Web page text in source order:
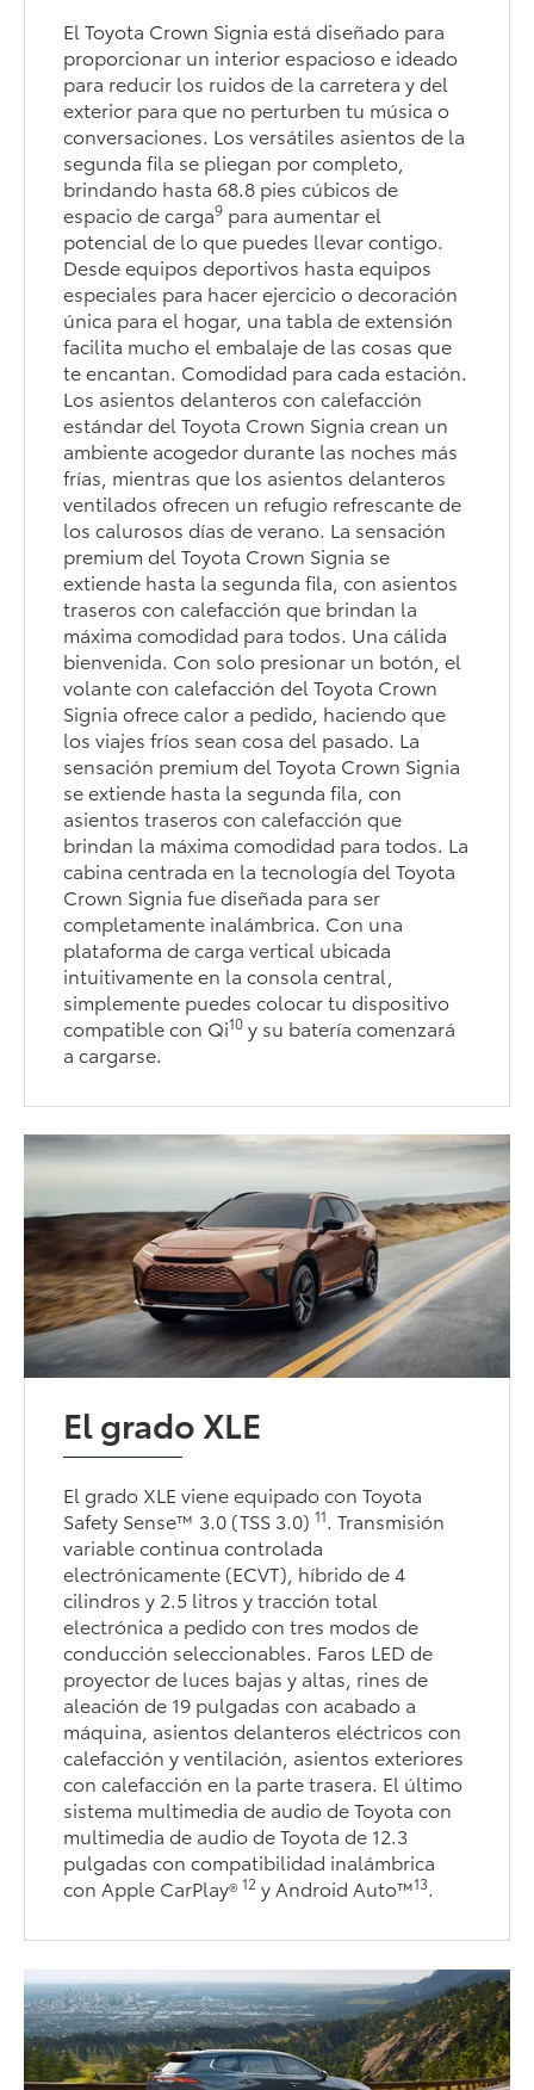
El Toyota Crown Signia está diseñado para
proporcionar un interior espacioso e ideado
para reducir los ruidos de la carretera y del
exterior para que no perturben tu música o
conversaciones. Los versátiles asientos de la
segunda fila se pliegan por completo,
brindando hasta 68.8 pies cúbicos de
espacio de carga9 para aumentar el
potencial de lo que puedes llevar contigo.
Desde equipos deportivos hasta equipos
especiales para hacer ejercicio o decoración
única para el hogar, una tabla de extensión
facilita mucho el embalaje de las cosas que
te encantan. Comodidad para cada estación.
Los asientos delanteros con calefacción
estándar del Toyota Crown Signia crean un
ambiente acogedor durante las noches más
frías, mientras que los asientos delanteros
ventilados ofrecen un refugio refrescante de
los calurosos días de verano. La sensación
premium del Toyota Crown Signia se
extiende hasta la segunda fila, con asientos
traseros con calefacción que brindan la
máxima comodidad para todos. Una cálida
bienvenida. Con solo presionar un botón, el
volante con calefacción del Toyota Crown
Signia ofrece calor a pedido, haciendo que
los viajes fríos sean cosa del pasado. La
sensación premium del Toyota Crown Signia
se extiende hasta la segunda fila, con
asientos traseros con calefacción que
brindan la máxima comodidad para todos. La
cabina centrada en la tecnología del Toyota
Crown Signia fue diseñada para ser
completamente inalámbrica. Con una
plataforma de carga vertical ubicada
intuitivamente en la consola central,
simplemente puedes colocar tu dispositivo
compatible con Qi10 y su batería comenzará
a cargarse.
El grado XLE
El grado XLE viene equipado con Toyota
Safety Sense™ 3.0 (TSS 3.0)11. Transmisión
variable continua controlada
electrónicamente (ECVT), híbrido de 4
cilindros y 2.5 litros y tracción total
electrónica a pedido con tres modos de
conducción seleccionables. Faros LED de
proyector de luces bajas y altas, rines de
aleación de 19 pulgadas con acabado a
máquina, asientos delanteros eléctricos con
calefacción y ventilación, asientos exteriores
con calefacción en la parte trasera. El último
sistema multimedia de audio de Toyota con
multimedia de audio de Toyota de 12.3
pulgadas con compatibilidad inalámbrica
con Apple CarPlay®12 y Android Auto™13.